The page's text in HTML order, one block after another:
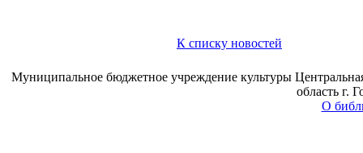
К списку новостей
Муниципальное бюджетное учреждение культуры
область г.
О